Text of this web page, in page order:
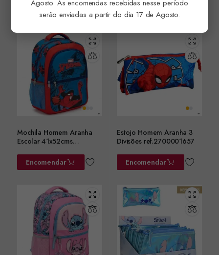
Encomendar
Encomendar
Mochila Homem Aranha
Escolar 41x52cms
Encomendar
Estojo Homem Aranha 3
Divisões ref.2700001657
Encomendar
Agosto. As encomendas recebidas nesse período
serão enviadas a partir do dia 17 de Agosto.